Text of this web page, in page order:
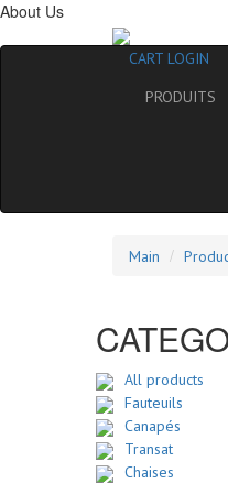
About Us
CART LOGIN
PRODUITS
Main
All products
Fauteuils
Canapés
Transat
Chaises